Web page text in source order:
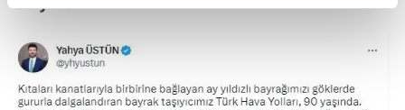
reklamların maliyetlerimizi karşılamak noktasında tek gelir
Her halükârda, kullanıcılar, bu çerezlere izin vermedikleri
takdirde, kullanıcılara hedefli reklamlar